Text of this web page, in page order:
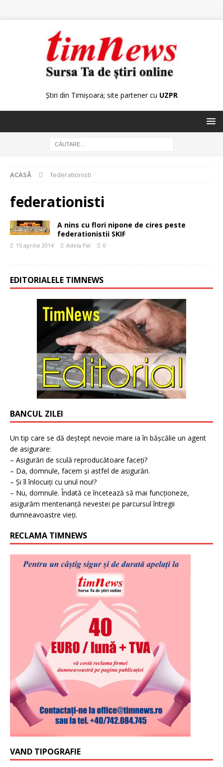
Știri din Timișoara; site partener cu UZPR
ACASĂ federationisti
federationisti
A nins cu flori nipone de cires peste
federationistii SKIF
15 aprilie 2014 Adela Pal 0
EDITORIALELE TIMNEWS
BANCUL ZILEI
Un tip care se dă deștept nevoie mare ia în bășcălie un agent
de asigurare:
– Asigurări de sculă reproducătoare faceți?
– Da, domnule, facem și astfel de asigurări.
– Și îl înlocuiți cu unul nou!?
– Nu, domnule. Îndată ce încetează să mai funcționeze,
asigurăm mentenanță nevestei pe parcursul întregii
dumneavoastre vieți.
RECLAMA TIMNEWS
VAND TIPOGRAFIE